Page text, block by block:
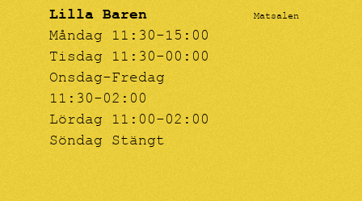
Lilla Baren
Måndag 11:30-15:00
Tisdag 11:30-00:00
Onsdag-Fredag
11:30-02:00
Lördag 11:00-02:00
Söndag Stängt
Matsalen